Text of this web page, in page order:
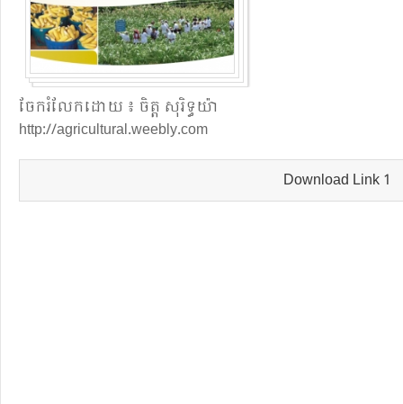
ចែក​រំលែក​ដោយ ៖ ចិត្ត សុរិទ្ធយ៉ា
http://agricultural.weebly.com
Download Link 1